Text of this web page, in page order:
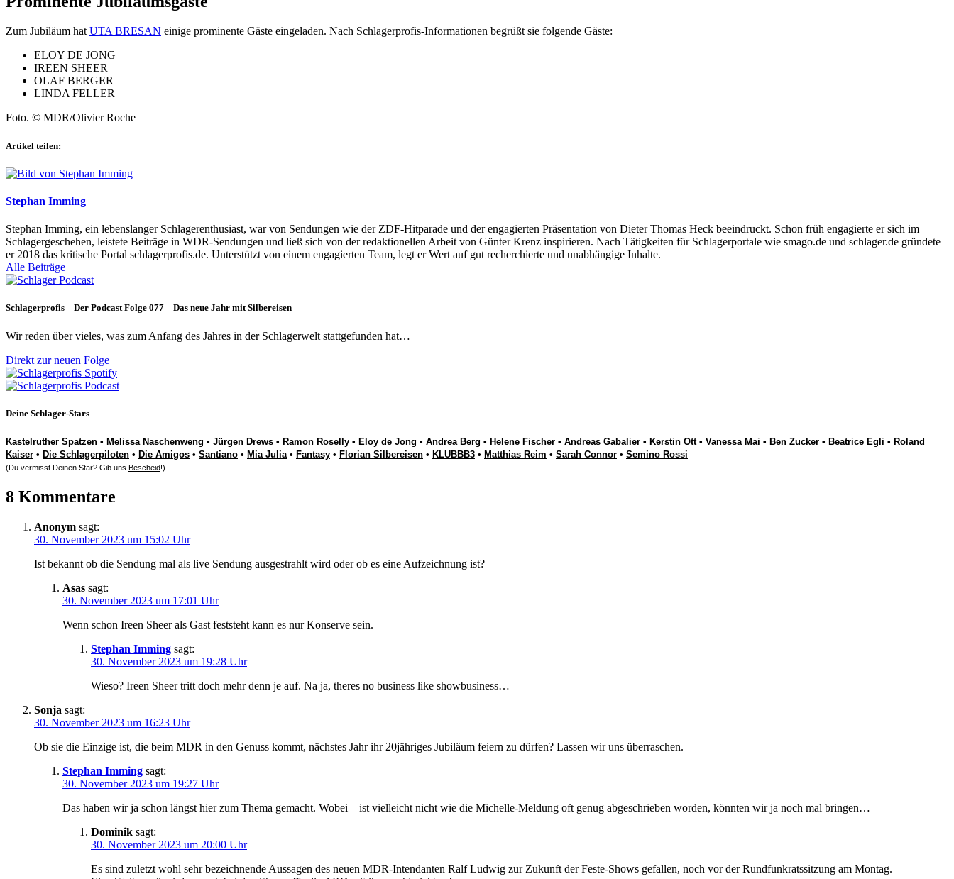
Zum Jubiläum hatUTA BRESAN einige prominente Gäste eingeladen. Nach Schlagerprofis-Informationen begrüßt sie folgende Gäste:
ELOY DE JONG
IREEN SHEER
OLAF BERGER
LINDA FELLER
Foto. © MDR/Olivier Roche
Artikel teilen:
Stephan Imming
Stephan Imming, ein lebenslanger Schlagerenthusiast, war von Sendungen wie der ZDF-Hitparade und der engagierten Präsentation von Dieter Thomas Heck beeindruckt. Schon früh engagierte er sich im
Schlagergeschehen, leistete Beiträge in WDR-Sendungen und ließ sich von der redaktionellen Arbeit von Günter Krenz inspirieren. Nach Tätigkeiten für Schlagerportale wie smago.de und schlager.de gründete
er 2018 das kritische Portal schlagerprofis.de. Unterstützt von einem engagierten Team, legt er Wert auf gut recherchierte und unabhängige Inhalte.
Alle Beiträge
Schlagerprofis – Der Podcast Folge 077 – Das neue Jahr mit Silbereisen
Wir reden über vieles, was zum Anfang des Jahres in der Schlagerwelt stattgefunden hat…
Direkt zur neuen Folge
Deine Schlager-Stars
Kastelruther Spatzen • Melissa Naschenweng • Jürgen Drews • Ramon Roselly • Eloy de Jong • Andrea Berg • Helene Fischer • Andreas Gabalier • Kerstin Ott• Vanessa Mai • Ben Zucker • Beatrice Egli • Roland
Kaiser • Die Schlagerpiloten • Die Amigos • Santiano • Mia Julia• Fantasy • Florian Silbereisen • KLUBBB3 • Matthias Reim • Sarah Connor • Semino Rossi
(Du vermisst Deinen Star? Gib uns Bescheid!)
8 Kommentare
Anonym sagt:
30. November 2023 um 15:02 Uhr
Ist bekannt ob die Sendung mal als live Sendung ausgestrahlt wird oder ob es eine Aufzeichnung ist?
Asas sagt:
30. November 2023 um 17:01 Uhr
Wenn schon Ireen Sheer als Gast feststeht kann es nur Konserve sein.
Stephan Imming sagt:
30. November 2023 um 19:28 Uhr
Wieso? Ireen Sheer tritt doch mehr denn je auf. Na ja, theres no business like showbusiness…
Sonja sagt:
30. November 2023 um 16:23 Uhr
Ob sie die Einzige ist, die beim MDR in den Genuss kommt, nächstes Jahr ihr 20jähriges Jubiläum feiern zu dürfen? Lassen wir uns überraschen.
Stephan Imming sagt:
30. November 2023 um 19:27 Uhr
Das haben wir ja schon längst hier zum Thema gemacht. Wobei – ist vielleicht nicht wie die Michelle-Meldung oft genug abgeschrieben worden, könnten wir ja noch mal bringen…
Dominik sagt:
30. November 2023 um 20:00 Uhr
Es sind zuletzt wohl sehr bezeichnende Aussagen des neuen MDR-Intendanten Ralf Ludwig zur Zukunft der Feste-Shows gefallen, noch vor der Rundfunkratssitzung am Montag.